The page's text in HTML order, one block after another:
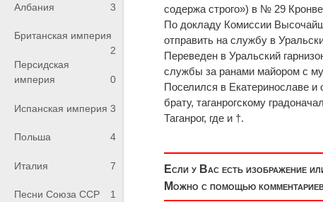
Албания 3
Британская империя
2
Персидская
империя
0
Испанская империя 3
Польша 4
Италия 7
Песни Союза ССР 1
содержа строго») в № 29
По докладу Комиссии
отправить на службу в
Переведен в Уральский
службы за ранами майором с
Поселился в Екатеринославе и
брату, таганрогскому
Таганрог, где и †.
Если у Вас есть изображение
Можно с помощью